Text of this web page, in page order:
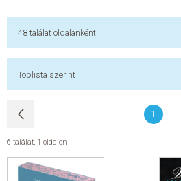
48 találat oldalanként
Toplista szerint
1
6 találat, 1 oldalon
STAR WARS
SEGÍTHETEK?